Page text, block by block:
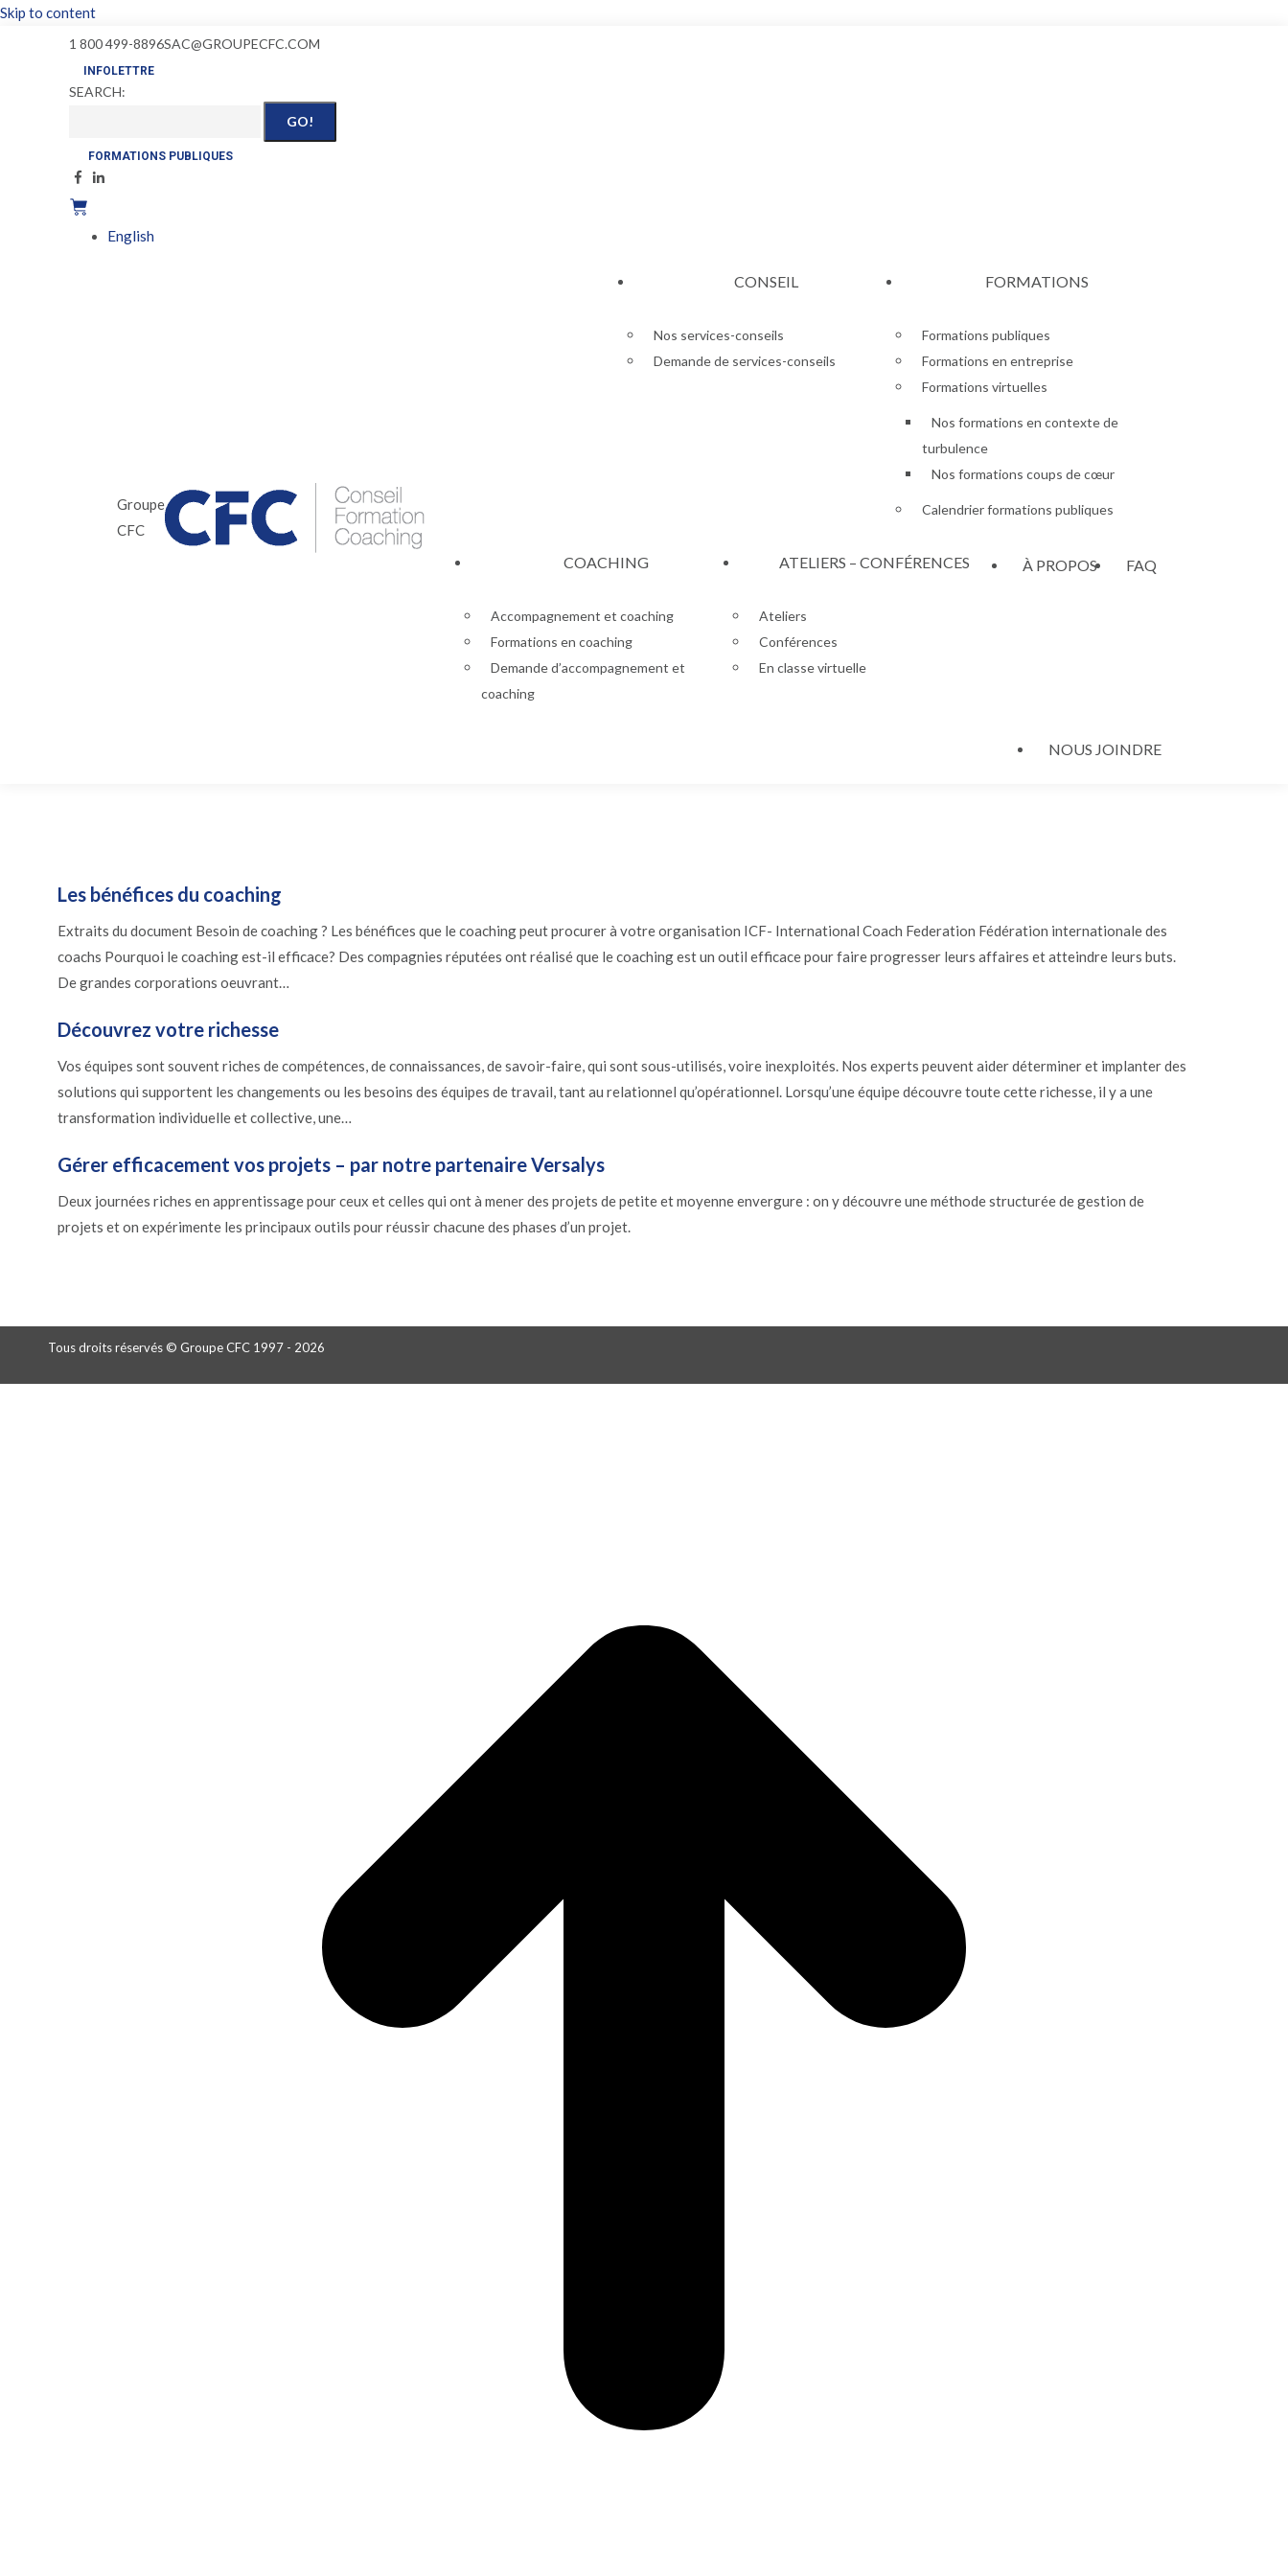
Skip to content
1 800 499-8896SAC@GROUPECFC.COM
INFOLETTRE
SEARCH:
FORMATIONS PUBLIQUES
English
Groupe
CFC
CONSEIL
Nos services-conseils
Demande de services-conseils
FORMATIONS
Formations publiques
Formations en entreprise
Formations virtuelles
Nos formations en contexte de
turbulence
Nos formations coups de cœur
Calendrier formations publiques
COACHING
Accompagnement et coaching
Formations en coaching
Demande d’accompagnement et
coaching
ATELIERS – CONFÉRENCES
Ateliers
Conférences
En classe virtuelle
À PROPOS FAQ
NOUS JOINDRE
Les bénéfices du coaching
Extraits du document Besoin de coaching ? Les bénéfices que le coaching peut procurer à votre organisation ICF- International Coach Federation Fédération internationale des
coachs Pourquoi le coaching est-il efficace? Des compagnies réputées ont réalisé que le coaching est un outil efficace pour faire progresser leurs affaires et atteindre leurs buts.
De grandes corporations oeuvrant…
Découvrez votre richesse
Vos équipes sont souvent riches de compétences, de connaissances, de savoir-faire, qui sont sous-utilisés, voire inexploités. Nos experts peuvent aider déterminer et implanter des
solutions qui supportent les changements ou les besoins des équipes de travail, tant au relationnel qu’opérationnel. Lorsqu’une équipe découvre toute cette richesse, il y a une
transformation individuelle et collective, une…
Gérer efficacement vos projets – par notre partenaire Versalys
Deux journées riches en apprentissage pour ceux et celles qui ont à mener des projets de petite et moyenne envergure : on y découvre une méthode structurée de gestion de
projets et on expérimente les principaux outils pour réussir chacune des phases d’un projet.
Tous droits réservés © Groupe CFC 1997 - 2026